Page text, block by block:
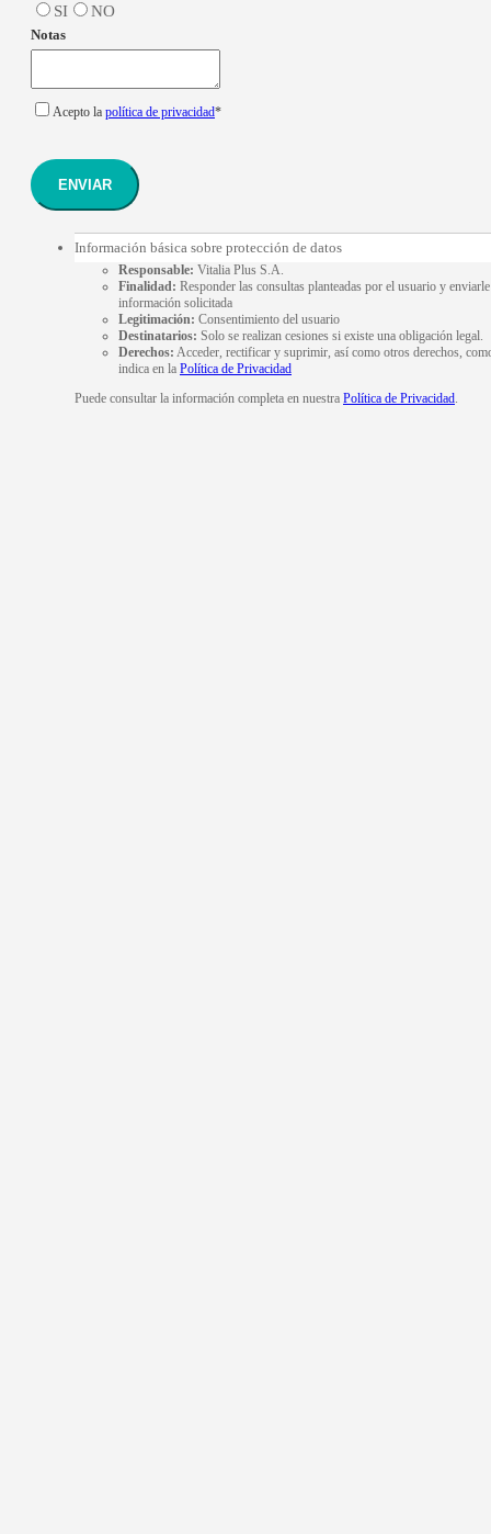
SI NO
Notas
Acepto la política de privacidad*
ENVIAR
Información básica sobre protección de datos
Responsable: Vitalia Plus S.A.
Finalidad: Responder las consultas planteadas por el usuario y
información solicitada
Legitimación: Consentimiento del usuario
Destinatarios: Solo se realizan cesiones si existe una obligación legal.
Derechos: Acceder, rectificar y suprimir, así como otros derechos,
indica en la Política de Privacidad
Puede consultar la información completa en nuestra Política de Privacidad.